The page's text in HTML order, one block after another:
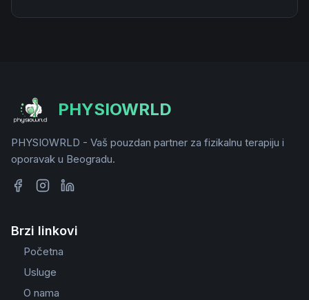
PHYSIOWRLD
PHYSIOWRLD - Vaš pouzdan partner za fizikalnu terapiju i
oporavak u Beogradu.
Brzi linkovi
Početna
Usluge
O nama